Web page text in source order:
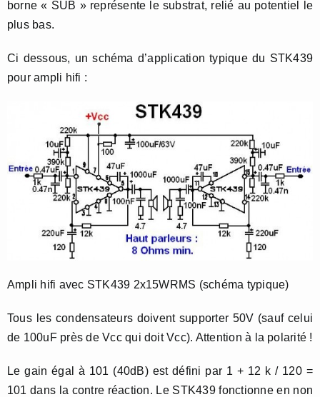
borne « SUB » représente le substrat, relié au potentiel le
plus bas.
Ci dessous, un schéma d’application typique du STK439
pour ampli hifi :
Ampli hifi avec STK439 2x15WRMS (schéma typique)
Tous les condensateurs doivent supporter 50V (sauf celui
de 100uF près de Vcc qui doit Vcc). Attention à la polarité !
Le gain égal à 101 (40dB) est défini par 1 + 12 k / 120 =
101 dans la contre réaction. Le STK439 fonctionne en non